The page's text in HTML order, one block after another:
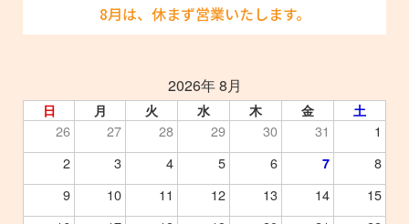
8月は、休まず営業いたします。
2026年 8月
日 月 火 水 木 金 土
26 27 28 29 30 31
1
2
3 4 5 6 7
8
9
10 11 12 13 14
15